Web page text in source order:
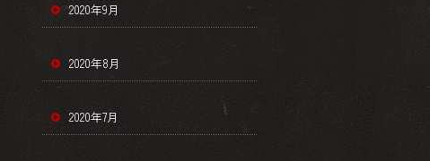
2020年9月
2020年8月
2020年7月